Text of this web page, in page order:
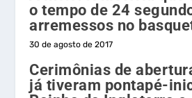
o tempo de 24
arremessos no
30 de agosto de 2017
Cerimônias de
já tiveram pontapé-